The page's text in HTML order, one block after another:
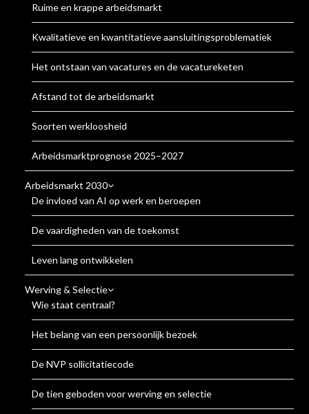
Ruime en krappe arbeidsmarkt
Kwalitatieve en kwantitatieve aansluitingsproblematiek
Het ontstaan van vacatures en de vacatureketen
Afstand tot de arbeidsmarkt
Soorten werkloosheid
Arbeidsmarktprognose 2025–2027
Arbeidsmarkt 2030
De invloed van AI op werk en beroepen
De vaardigheden van de toekomst
Leven lang ontwikkelen
Werving & Selectie
Wie staat centraal?
Het belang van een persoonlijk bezoek
De NVP sollicitatiecode
De tien geboden voor werving en selectie